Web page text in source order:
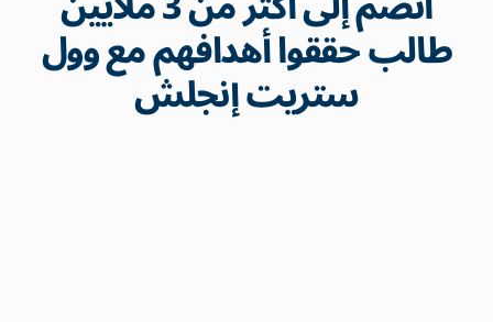
طالب حققوا أهدافهم مع وول
ستريت إنجلش